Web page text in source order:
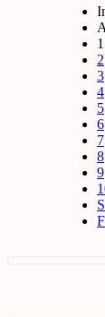
1
2
3
4
5
6
7
8
9